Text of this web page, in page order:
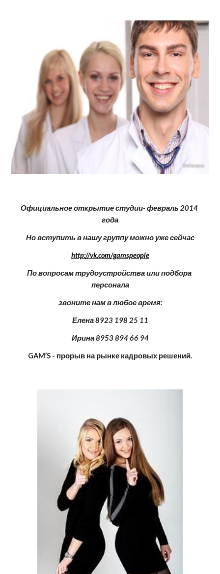
Официальное открытие студии- февраль 2014
года
Но вступить в нашу группу можно уже сейчас
http://vk.com/gamspeople
По вопросам трудоустройства или подбора
персонала
звоните нам в любое время:
Елена 8923 198 25 11
Ирина 8953 894 66 94
GAM’S - прорыв на рынке кадровых решений.